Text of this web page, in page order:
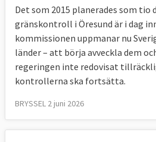
Det som 2015 planerades som
gränskontroll i Öresund är i dag
kommissionen uppmanar nu
länder – att börja avveckla dem
regeringen inte redovisat
kontrollerna ska fortsätta.
BRYSSEL 2 juni 2026